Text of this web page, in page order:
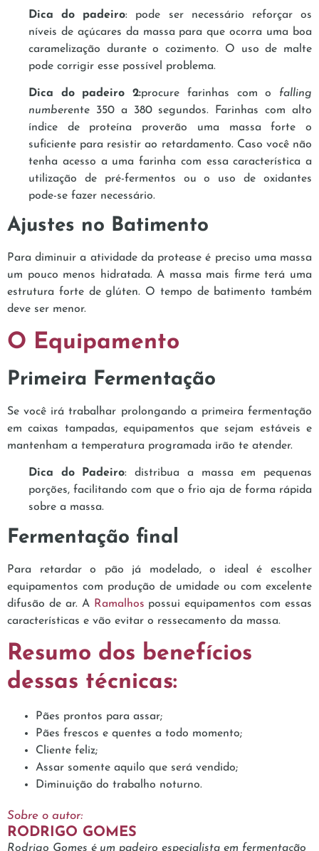
Dica do padeiro: pode ser necessário reforçar os
níveis de açúcares da massa para que ocorra uma boa
caramelização durante o cozimento. O uso de malte
pode corrigir esse possível problema.
Dica do padeiro 2:procure farinhas com o falling
numberente 350 a 380 segundos. Farinhas com alto
índice de proteína proverão uma massa forte o
suficiente para resistir ao retardamento. Caso você não
tenha acesso a uma farinha com essa característica a
utilização de pré-fermentos ou o uso de oxidantes
pode-se fazer necessário.
Ajustes no Batimento
Para diminuir a atividade da protease é preciso uma massa
um pouco menos hidratada. A massa mais firme terá uma
estrutura forte de glúten. O tempo de batimento também
deve ser menor.
O Equipamento
Primeira Fermentação
Se você irá trabalhar prolongando a primeira fermentação
em caixas tampadas, equipamentos que sejam estáveis e
mantenham a temperatura programada irão te atender.
Dica do Padeiro: distribua a massa em pequenas
porções, facilitando com que o frio aja de forma rápida
sobre a massa.
Fermentação final
Para retardar o pão já modelado, o ideal é escolher
equipamentos com produção de umidade ou com excelente
difusão de ar. A Ramalhos possui equipamentos com essas
características e vão evitar o ressecamento da massa.
Resumo dos benefícios
dessas técnicas:
Pães prontos para assar;
Pães frescos e quentes a todo momento;
Cliente feliz;
Assar somente aquilo que será vendido;
Diminuição do trabalho noturno.
Sobre o autor:
RODRIGO GOMES
Rodrigo Gomes é um padeiro especialista em fermentação